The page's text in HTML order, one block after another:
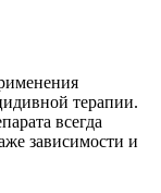
терапии.
всегда
зависимости и